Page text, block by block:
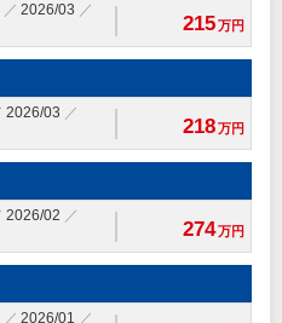
2026/03
215万円
2026/03
218万円
2026/02
274万円
2026/01